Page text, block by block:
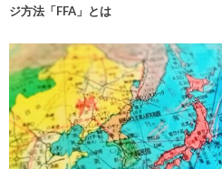
ジ方法「FFA」とは